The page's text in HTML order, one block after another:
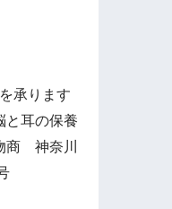
承ります
と耳の保養
商 神奈川